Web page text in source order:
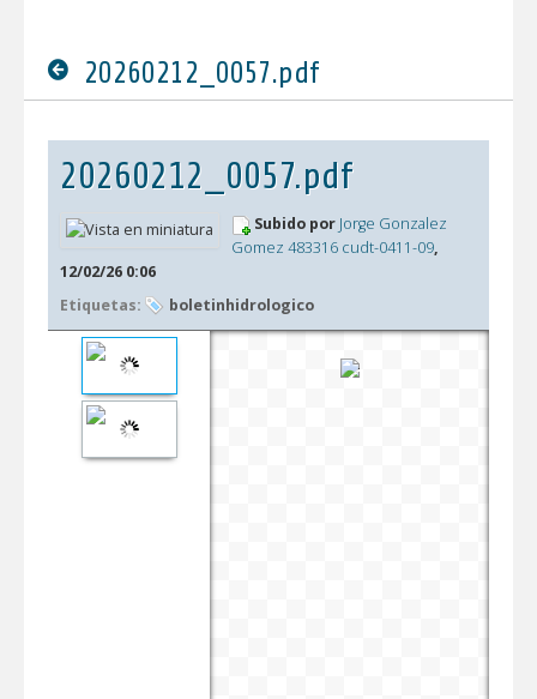
20260212_0057.pdf
20260212_0057.pdf
Subido por Jorge Gonzalez
Gomez 483316 cudt-0411-09,
12/02/26 0:06
Etiquetas:
boletinhidrologico